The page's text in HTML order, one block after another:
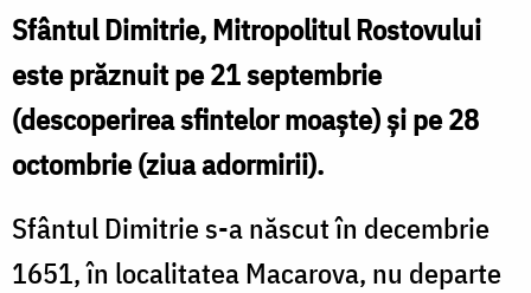
Sfântul Dimitrie, Mitropolitul Rostovului
este prăznuit pe 21 septembrie
(descoperirea sfintelor moaște) și pe 28
octombrie (ziua adormirii).
Sfântul Dimitrie s-a născut în decembrie
1651, în localitatea Macarova, nu departe